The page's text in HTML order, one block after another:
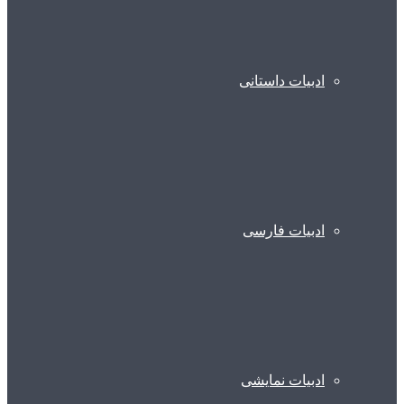
ادبیات داستانی
ادبیات فارسی
ادبیات نمایشی